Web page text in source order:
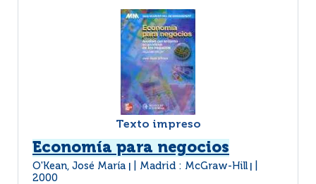
Texto impreso
Economía para negocios
O'Kean, José María Madrid : McGraw-Hill
2000